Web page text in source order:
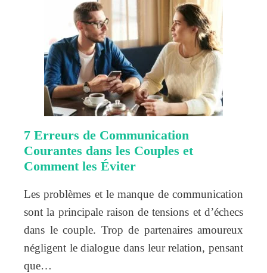
7 Erreurs de Communication
Courantes dans les Couples et
Comment les Éviter
Les problèmes et le manque de communication
sont la principale raison de tensions et d’échecs
dans le couple. Trop de partenaires amoureux
négligent le dialogue dans leur relation, pensant
que…